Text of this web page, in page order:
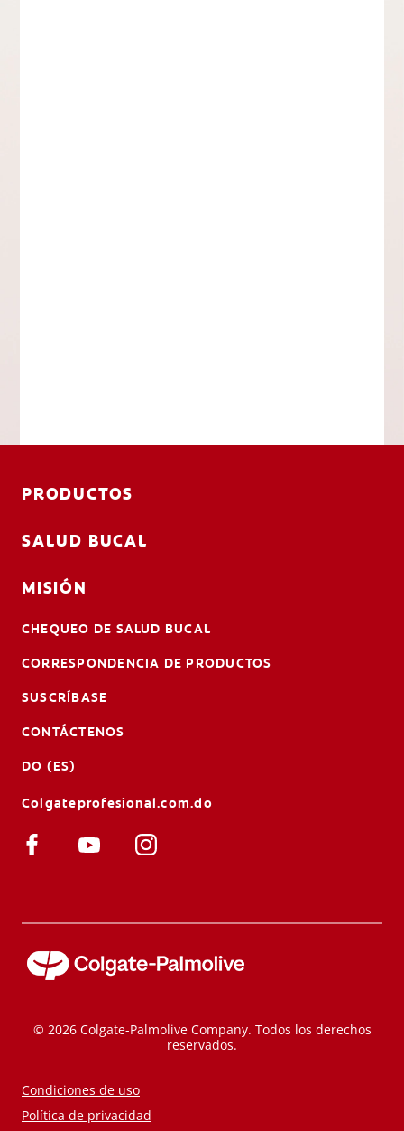
PRODUCTOS
SALUD BUCAL
MISIÓN
CHEQUEO DE SALUD BUCAL
CORRESPONDENCIA DE PRODUCTOS
SUSCRÍBASE
CONTÁCTENOS
DO (ES)
Colgateprofesional.com.do
© 2026 Colgate-Palmolive Company. Todos los derechos
reservados.
Condiciones de uso
Política de privacidad